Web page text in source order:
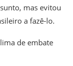
mas evitou
a fazê-lo.
de embate